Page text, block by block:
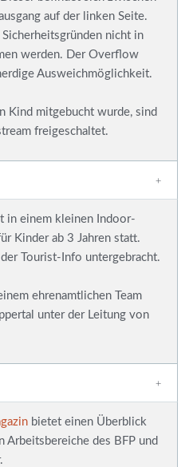
auf der linken Seite.
nicht in
werden. Der Overflow
Ausweichmöglichkeit.
Kind mitgebucht wurde, sind
freigeschaltet.
in einem kleinen Indoor-
Kinder ab 3 Jahren statt.
Tourist-Info untergebracht.
ehrenamtlichen Team
unter der Leitung von
bietet einen Überblick
Arbeitsbereiche des BFP und